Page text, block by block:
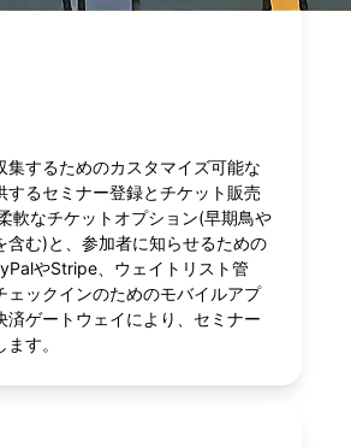
集するためのカスタマイズ可能な
するセミナー登録とチケット販売
軟なチケットオプション(早期鳥や
含む)と、参加者に知らせるための
やStripe、ウェイトリスト管
ェックインのためのモバイルアプ
済ゲートウェイにより、セミナー
す。